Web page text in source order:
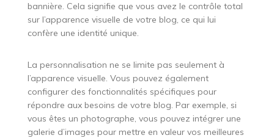
bannière. Cela signifie que vous avez le contrôle total
sur l’apparence visuelle de votre blog, ce qui lui
confère une identité unique.
La personnalisation ne se limite pas seulement à
l’apparence visuelle. Vous pouvez également
configurer des fonctionnalités spécifiques pour
répondre aux besoins de votre blog. Par exemple, si
vous êtes un photographe, vous pouvez intégrer une
galerie d’images pour mettre en valeur vos meilleures